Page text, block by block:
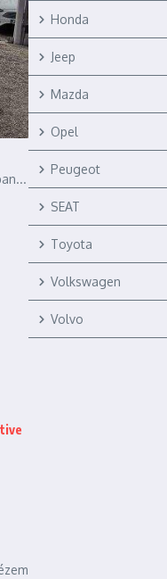
Honda
Jeep
Mazda
Opel
Peugeot
SEAT
Toyota
Volkswagen
Volvo